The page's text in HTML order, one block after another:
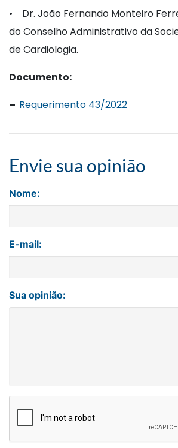
• Dr. João Fernando Monteiro
do Conselho Administrativo da
de Cardiologia.
Documento:
– Requerimento 43/2022
Envie sua opinião
Nome:
E-mail:
Sua opinião: